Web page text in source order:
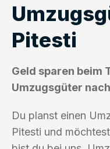
Pitesti
Geld sparen beim
Umzugsgüter
Du planst einen
Pitesti und